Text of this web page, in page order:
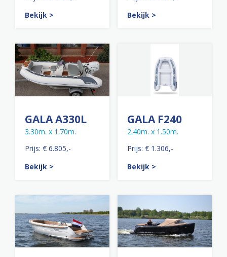
Bekijk >
Bekijk >
GALA A330L
3.30m. x 1.70m.
Prijs: € 6.805,-
Bekijk >
GALA F240
2.40m. x 1.50m.
Prijs: € 1.306,-
Bekijk >